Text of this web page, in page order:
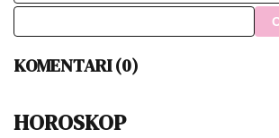
KOMENTARI (0)
HOROSKOP